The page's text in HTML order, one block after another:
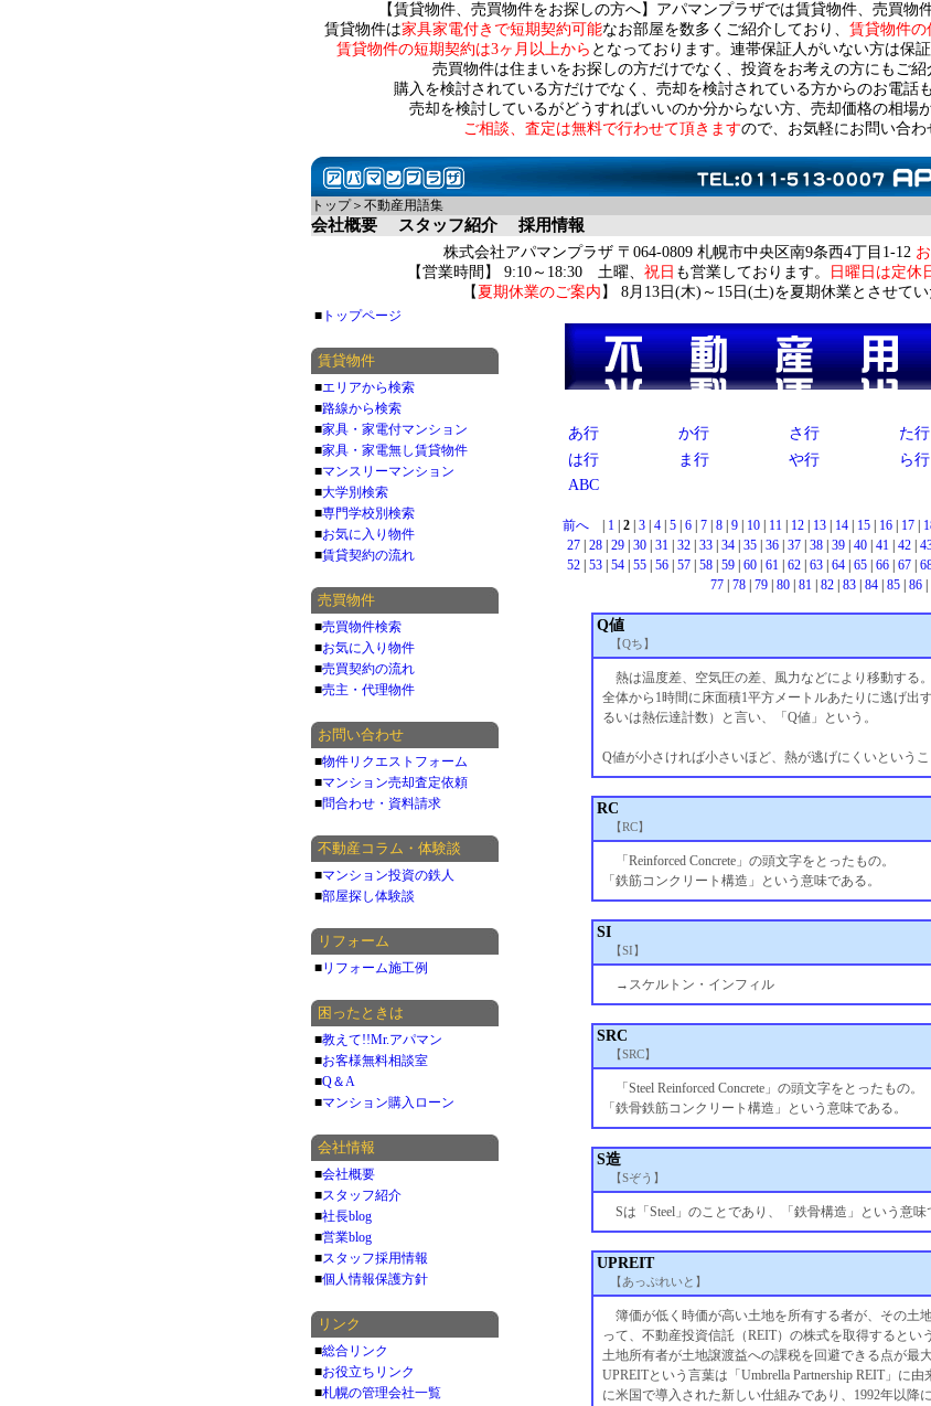
【賃貸物件、売買物件をお探しの方へ】アパマンプラザでは賃貸物件、売買物
賃貸物件は家具家電付きで短期契約可能なお部屋を数多くご紹介しており、 賃貸物件の
賃貸物件の短期契約は3ヶ月以上から となっております。連帯保証人がいない方は保
売買物件は住まいをお探しの方だけでなく、投資をお考えの方にもご紹
購入を検討されている方だけでなく、売却を検討されている方からのお電話
売却を検討しているがどうすればいいのか分からない方、売却価格の相場
ご相談、査定は無料で行わせて頂きますので、お気軽にお問い合わ
トップ＞不動産用語集
会社概要 スタッフ紹介 採用情報
株式会社アパマンプラザ 〒064-0809 札幌市中央区南9条西4丁目1-12
【営業時間】 9:10～18:30 土曜、 祝日 も営業しております。 日曜日は定休
【 夏期休業のご案内 】 8月13日(木)～15日(土)を夏期休業とさせてい
あ行 か行 さ行 た行
は行
ま行 や行 ら行
ABC
前へ 1 2 3 4 5 6 7 8 9 10 11 12 13 14 15 16 17
27| 28| 29| 30| 31| 32| 33| 34| 35| 36| 37| 38| 39| 40| 41| 42|
52| 53| 54| 55| 56| 57| 58| 59| 60| 61| 62| 63| 64| 65| 66| 67|
77 78 79 80 81 82 83 84 85 86
Q値
【Qち】
熱は温度差、空気圧の差、風力などにより移動する
全体から1時間に床面積1平方メートルあたりに逃げ出
るいは熱伝達計数）と言い、「Q値」という。
Q値が小さければ小さいほど、熱が逃げにくいというこ
RC
【RC】
「Reinforced Concrete」の頭文字をとったもの。
「鉄筋コンクリート構造」という意味である。
SI
【SI】
→スケルトン・インフィル
SRC
【SRC】
「Steel Reinforced Concrete」の頭文字をとったもの。
「鉄骨鉄筋コンクリート構造」という意味である。
S造
【Sぞう】
Sは「Steel」のことであり、「鉄骨構造」という意味
UPREIT
【あっぷれいと】
簿価が低く時価が高い土地を所有する者が、その土
って、不動産投資信託（REIT）の株式を取得するとい
土地所有者が土地譲渡益への課税を回避できる点が最
UPREITという言葉は「Umbrella Partnership REIT」に
に米国で導入された新しい仕組みであり、1992年以降
■ トップページ
賃貸物件
■エリアから検索
■路線から検索
■家具・家電付マンション
■家具・家電無し賃貸物件
■マンスリーマンション
■大学別検索
■専門学校別検索
■お気に入り物件
■賃貸契約の流れ
売買物件
■売買物件検索
■お気に入り物件
■売買契約の流れ
■売主・代理物件
お問い合わせ
■物件リクエストフォーム
■マンション売却査定依頼
■問合わせ・資料請求
不動産コラム・体験談
■マンション投資の鉄人
■部屋探し体験談
リフォーム
■リフォーム施工例
困ったときは
■教えて!!Mr.アパマン
■お客様無料相談室
■Q＆A
■マンション購入ローン
会社情報
■会社概要
■スタッフ紹介
■社長blog
■営業blog
■スタッフ採用情報
■個人情報保護方針
リンク
■総合リンク
■お役立ちリンク
■札幌の管理会社一覧